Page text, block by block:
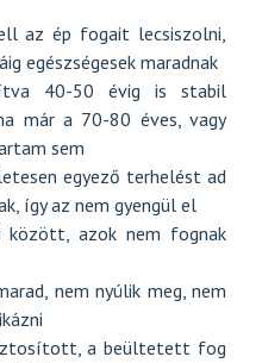
az ép fogait lecsiszolni,
egészségesek maradnak
40-50 évig is stabil
már a 70-80 éves, vagy
sem
egyező terhelést ad
így az nem gyengül el
azok nem fognak
nem nyúlik meg, nem
a beültetett fog